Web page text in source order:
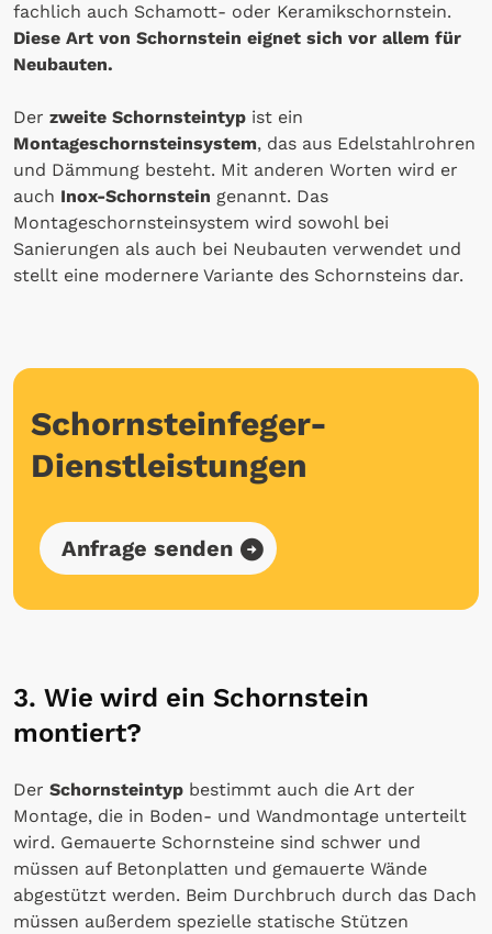
fachlich auch Schamott- oder Keramikschornstein.
Diese Art von Schornstein eignet sich vor allem für
Neubauten.
Der zweite Schornsteintyp ist ein
Montageschornsteinsystem, das aus Edelstahlrohren
und Dämmung besteht. Mit anderen Worten wird er
auch Inox-Schornstein genannt. Das
Montageschornsteinsystem wird sowohl bei
Sanierungen als auch bei Neubauten verwendet und
stellt eine modernere Variante des Schornsteins dar.
Schornsteinfeger-
Dienstleistungen
Anfrage senden
3. Wie wird ein Schornstein
montiert?
Der Schornsteintyp bestimmt auch die Art der
Montage, die in Boden- und Wandmontage unterteilt
wird. Gemauerte Schornsteine sind schwer und
müssen auf Betonplatten und gemauerte Wände
abgestützt werden. Beim Durchbruch durch das Dach
müssen außerdem spezielle statische Stützen